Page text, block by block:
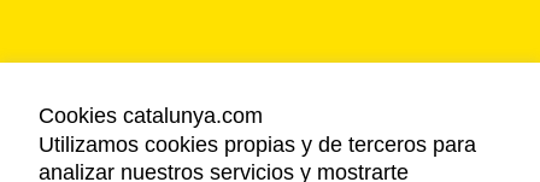
AVISO LEGAL
Cookies catalunya.com
Utilizamos cookies propias y de terceros para
analizar nuestros servicios y mostrarte